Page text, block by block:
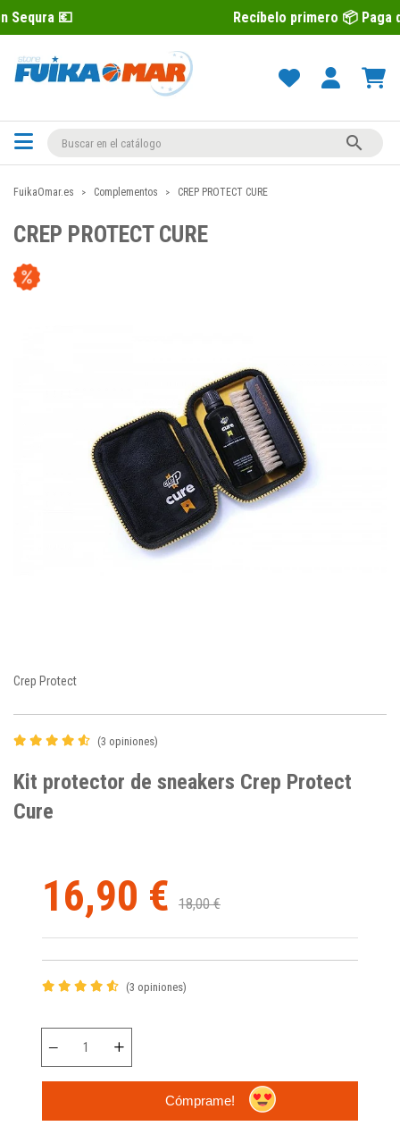
Recíbelo primero 📦 Paga después con

FuikaOmar.es Complementos CREP PROTECT CURE
CREP PROTECT CURE
Crep Protect
(3 opiniones)
Kit protector de sneakers Crep Protect
Cure
16,90 € 18,00 €
(3 opiniones)
Cómprame!